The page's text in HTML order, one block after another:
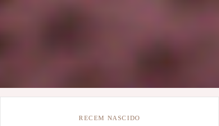
RECEM NASCIDO